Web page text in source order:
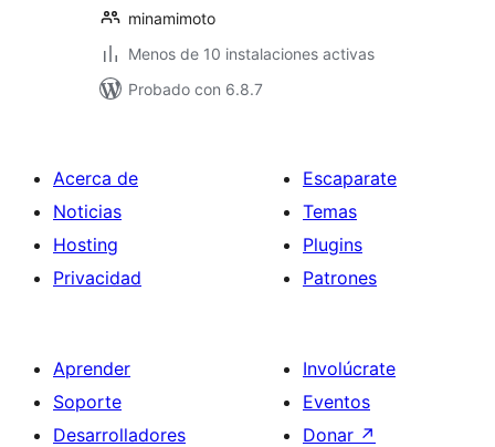
minamimoto
Menos de 10 instalaciones activas
Probado con 6.8.7
Acerca de
Noticias
Hosting
Privacidad
Escaparate
Temas
Plugins
Patrones
Aprender
Soporte
Desarrolladores
Involúcrate
Eventos
Donar ↗